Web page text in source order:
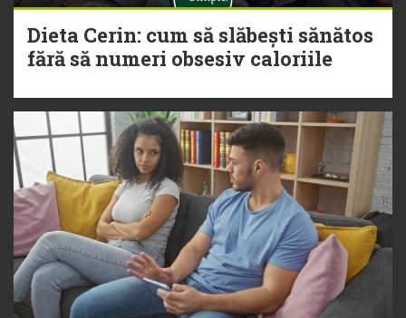
Dieta Cerin: cum să slăbești sănătos
fără să numeri obsesiv caloriile